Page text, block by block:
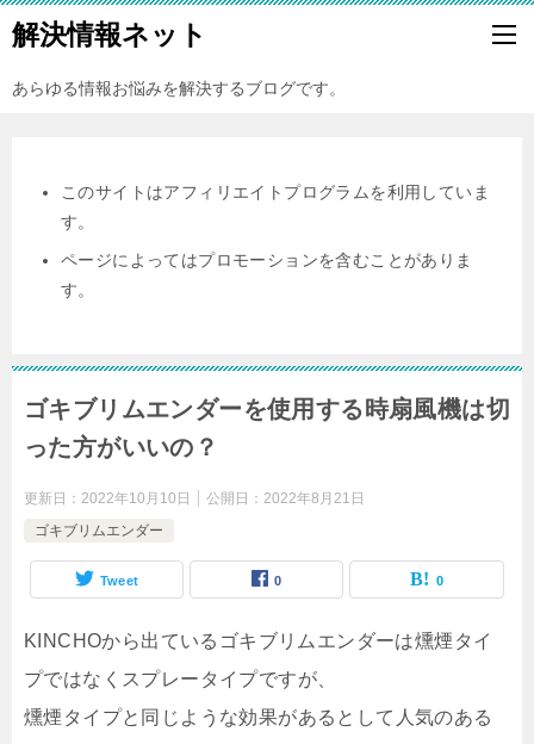
解決情報ネット
あらゆる情報お悩みを解決するブログです。
このサイトはアフィリエイトプログラムを利用していま
す。
ページによってはプロモーションを含むことがありま
す。
ゴキブリムエンダーを使用する時扇風機は切
った方がいいの？
更新日： 2022年10月10日 公開日： 2022年8月21日
ゴキブリムエンダー
Tweet 0 0
KINCHOから出ているゴキブリムエンダーは燻煙タイ
プではなくスプレータイプですが、
燻煙タイプと同じような効果があるとして人気のある